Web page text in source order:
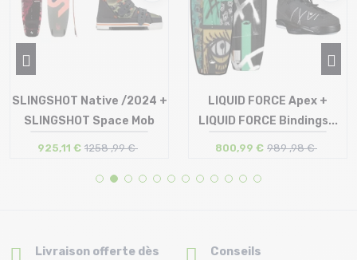
Taille en stock
SLINGSHOT Native /2024 +
SLINGSHOT Space Mob
925,11 € 1258 ,99 €
Taille en stock
LIQUID FORCE Apex +
LIQUID FORCE Bindings...
800,99 € 989 ,98 €
Livraison offerte dès
Conseils